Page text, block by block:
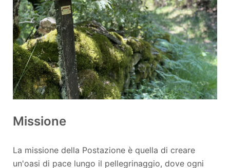
Missione
La missione della Postazione è quella di creare
un'oasi di pace lungo il pellegrinaggio, dove ogni